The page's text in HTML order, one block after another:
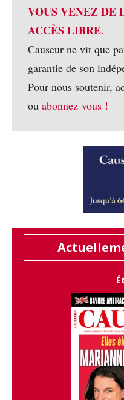
VOUS VENEZ DE
ACCÈS LIBRE.
Causeur ne vit que
garantie de son
Pour nous soutenir,
ou abonnez-vous !